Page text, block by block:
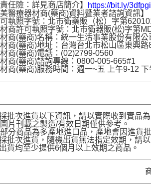
任險：詳見商店簡介】
https://bit.ly/
醫療器材商(藥商)資料暨業者諮詢資訊】
執照字號：北市衛藥販（松）字第
商許可執照字號：北市衛器販(松)字第
商(藥商)名稱：統一生活事業股份有限公
商(藥商)地址：台灣台北市松山區東興路
商(藥商)電話：(02)2799-0560
商(藥商)諮詢專線：0800-005-665#1
商(藥商)服務時間：週一~五 上午9-12
批次進貨以下資訊，請以實際收到實品為
刊載之製造/有效日期僅供參考。
商品為多產地進口品，產地會因進貨批
批次進貨，隨機出貨無法指定效期，請
貨均至少提供6個月以上效期之商品。